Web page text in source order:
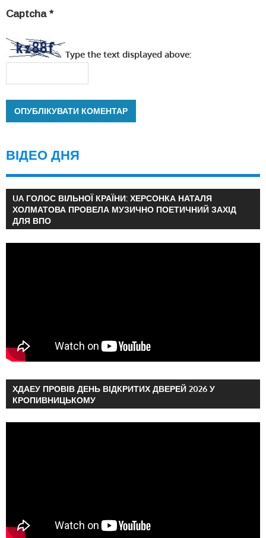
Captcha *
Type the text displayed above:
ВІДЕО ДНЯ
UA ГОЛОС ВІЛЬНОЇ КРАЇНИ: ХЕРСОНКА НАТАЛЯ
ХОЛМАТОВА ПРОВЕЛА МУЗИЧНО ПОЕТИЧНИЙ ЗАХІД
ДЛЯ ВПО
ХДАЕУ ПРОВІВ ДЕНЬ ВІДКРИТИХ ДВЕРЕЙ 2026 У
КРОПИВНИЦЬКОМУ